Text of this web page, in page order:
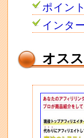
ポイン
インタ
オス